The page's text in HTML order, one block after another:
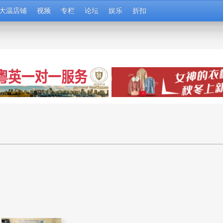
温店铺 视频 专栏 论坛 娱乐 折扣